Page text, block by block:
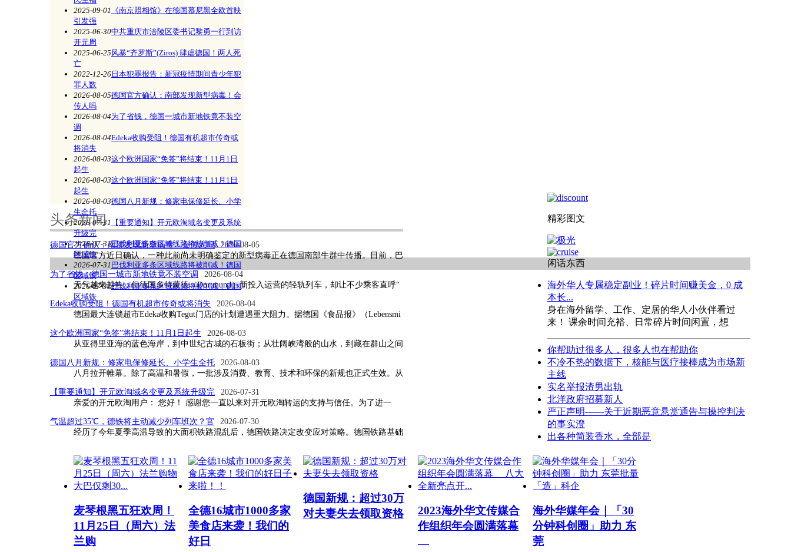
《南京照相馆》在德国慕尼黑全欧首映引
中共重庆市涪陵区委书记黎勇一行到访开
风暴“齐罗斯”(Ziros) 肆虐德国！两人
2025-09-01 《南京照相馆》在德国慕尼黑全欧首映
引发强
2025-06-30中共重庆市涪陵区委书记黎勇一行到访
开元周
2025-06-25 风暴“齐罗斯”(Ziros) 肆虐德国！两人死
亡
2022-12-26日本犯罪报告：新冠疫情期间青少年犯
罪人数
2026-08-05德国官方确认：南部发现新型病毒！会
传人吗
2026-08-04为了省钱，德国一城市新地铁竟不装空
调
2026-08-04Edeka收购受阻！德国有机超市传奇或
将消失
2026-08-03这个欧洲国家“免签”将结束！11月1日
起生
2026-08-03这个欧洲国家“免签”将结束！11月1日
起生
2026-08-03德国八月新规：修家电保修延长、小学
生全托
2026-07-31
【重要通知】开元欧淘域名变更及系统
升级完
2026-07-31巴伐利亚多条区域线路将被削减！德国
区域铁
2026-07-31 巴伐利亚多条区域线路将被削减！德国
区域铁
2026-07-31巴伐利亚多条区域线路将被削减！德国
区域铁
头条新闻
德国官方确认：南部发现新型病毒！会传人吗
2026-08-05
德国官方近日确认，一种此前尚未明确鉴定的新型病毒正在德国南部牛群中传播。目前，巴
为了省钱，德国一城市新地铁竟不装空调
2026-08-04
天气越来越热，但德国多特蒙德（Dortmund）新投入运营的轻轨列车，却让不少乘客直呼“
Edeka收购受阻！德国有机超市传奇或将消失
2026-08-04
德国最大连锁超市Edeka收购Tegut门店的计划遭遇重大阻力。据德国《食品报》（Lebensmi
这个欧洲国家“免签”将结束！11月1日起生
2026-08-03
从亚得里亚海的蓝色海岸，到中世纪古城的石板街；从壮阔峡湾般的山水，到藏在群山之间
德国八月新规：修家电保修延长、小学生全托
2026-08-03
八月拉开帷幕。除了高温和暑假，一批涉及消费、教育、技术和环保的新规也正式生效。从
【重要通知】开元欧淘域名变更及系统升级完
2026-07-31
亲爱的开元欧淘用户： 您好！ 感谢您一直以来对开元欧淘转运的支持与信任。为了进一
气温超过35℃，德铁将主动减少列车班次？官
2026-07-30
经历了今年夏季高温导致的大面积铁路混乱后，德国铁路决定改变应对策略。德国铁路基础
精彩图文
麦琴根黑五狂欢周！
11月25日（周六）法
兰购
全德16城市1000多家
美食店来袭！我们的
好日
德国新规：超过30万
对夫妻失去领取资格
2023海外华文传媒合
作组织年会圆满落幕
海外华媒年会｜「30
分钟科创圈」助力 东
莞
闲话东西
海外华人专属稳定副业！碎片时间赚美金，0 成
本长...
身在海外留学、工作、定居的华人小伙伴看过
来！ 课余时间充裕、日常碎片时间闲置，想
你帮助过很多人，很多人也在帮助你
不冷不热的数据下，核能与医疗接棒成为市场新
主线
实名举报渣男出轨
北洋政府招募新人
严正声明——关于近期恶意悬赏通告与操控判决
的事实澄
出各种简装香水，全部是